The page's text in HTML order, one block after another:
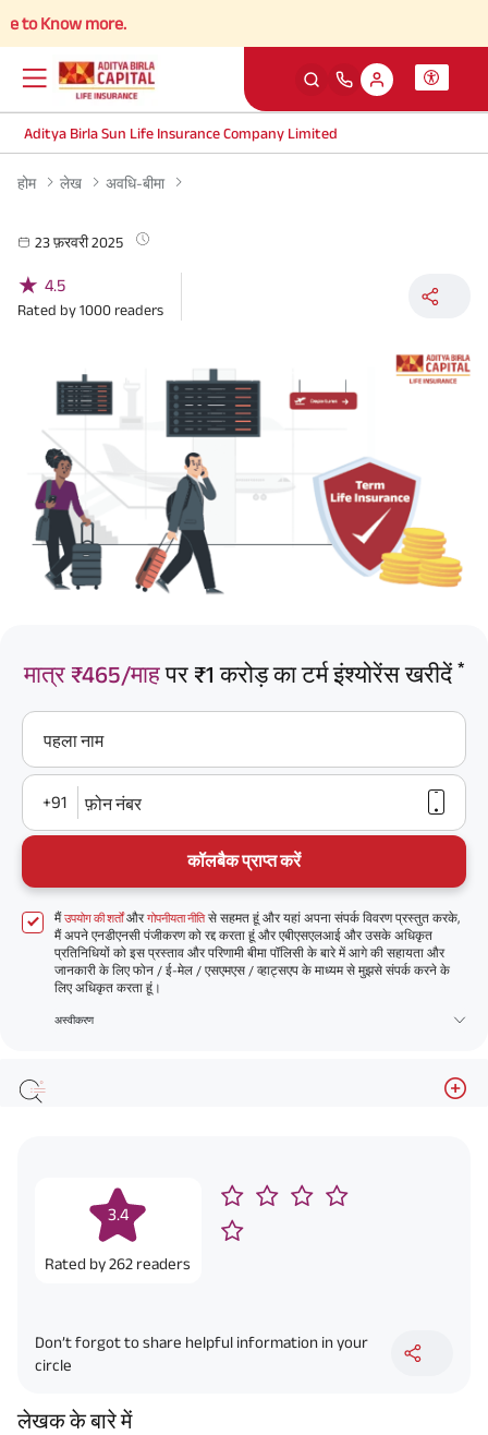
Know more.
Aditya Birla Sun Life Insurance Company Limited
होम लेख अवधि-बीमा
23 फ़रवरी 2025
★ 4.5
Rated by1000 readers
मात्र ₹465/माहपर ₹1 करोड़ का टर्म इंश्योरेंस खरीदें *
पहला नाम
+91 फ़ोन नंबर
कॉलबैक प्राप्त करें
मैंउपयोग की शर्तोंऔरगोपनीयता नीतिसे सहमत हूं और यहां अपना संपर्क विवरण प्रस्तुत करके,
मैं अपने एनडीएनसी पंजीकरण को रद्द करता हूं और एबीएसएलआई और उसके अधिकृत
प्रतिनिधियों को इस प्रस्ताव और परिणामी बीमा पॉलिसी के बारे में आगे की सहायता और
जानकारी के लिए फोन / ई-मेल / एसएमएस / व्हाट्सएप के माध्यम से मुझसे संपर्क करने के
लिए अधिकृत करता हूं।
अस्वीकरण
3.4
Rated by262 readers
Don’t forgot to share helpful information in your
circle
लेखक के बारे में